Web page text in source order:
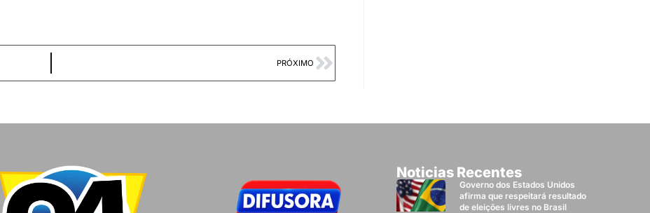
PRÓXIMO
Noticias Recentes
Governo dos Estados Unidos
afirma que respeitará resultado
de eleições livres no Brasil